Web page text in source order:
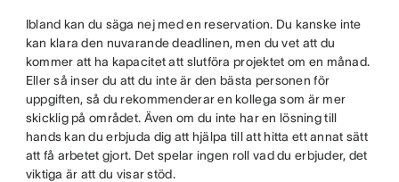
Ibland kan du säga nej med en reservation. Du kanske inte
kan klara den nuvarande deadlinen, men du vet att du
kommer att ha kapacitet att slutföra projektet om en månad.
Eller så inser du att du inte är den bästa personen för
uppgiften, så du rekommenderar en kollega som är mer
skicklig på området. Även om du inte har en lösning till
hands kan du erbjuda dig att hjälpa till att hitta ett annat sätt
att få arbetet gjort. Det spelar ingen roll vad du erbjuder, det
viktiga är att du visar stöd.